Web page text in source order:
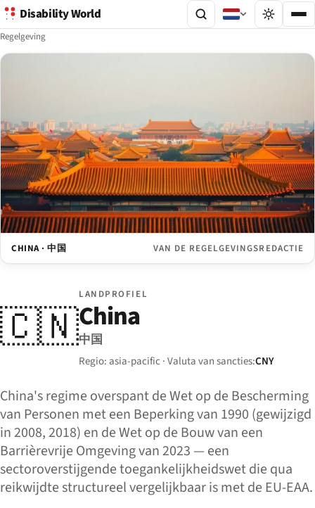
Disability World
Regelgeving
CHINA · 中国 VAN DE REGELGEVINGSREDACTIE
🇨🇳
LANDPROFIEL
China
中国
Regio: asia-pacific · Valuta van sancties:CNY
China's regime overspant de Wet op de Bescherming
van Personen met een Beperking van 1990 (gewijzigd
in 2008, 2018) en de Wet op de Bouw van een
Barrièrevrije Omgeving van 2023 — een
sectoroverstijgende toegankelijkheidswet die qua
reikwijdte structureel vergelijkbaar is met de EU-EAA.